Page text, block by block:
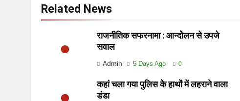
Related News
राजनीतिक सफरनामा : आन्दोलन से उपजे
सवाल
Admin 5 Days Ago 0
कहां चला गया पुलिस के हाथों में लहराने वाला
डंडा